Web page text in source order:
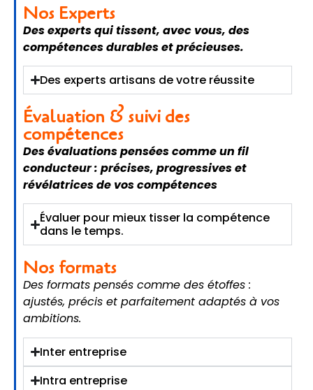
Nos Experts
Des experts qui tissent, avec vous, des
compétences durables et précieuses.
Des experts artisans de votre réussite
Évaluation & suivi des
compétences
Des évaluations pensées comme un fil
conducteur : précises, progressives et
révélatrices de vos compétences
Évaluer pour mieux tisser la compétence
dans le temps.
Nos formats
Des formats pensés comme des étoffes :
ajustés, précis et parfaitement adaptés à vos
ambitions.
Inter entreprise
Intra entreprise